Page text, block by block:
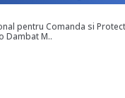
pentru Comanda si
Dambat M..